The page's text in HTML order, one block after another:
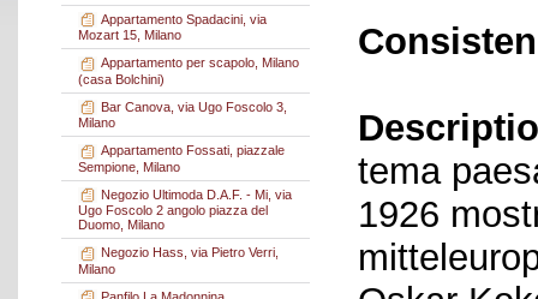
Appartamento Spadacini, via
Mozart 15, Milano
Appartamento per scapolo, Milano
(casa Bolchini)
Bar Canova, via Ugo Foscolo 3,
Milano
Appartamento Fossati, piazzale
Sempione, Milano
Negozio Ultimoda D.A.F. - Mi, via
Ugo Foscolo 2 angolo piazza del
Duomo, Milano
Negozio Hass, via Pietro Verri,
Milano
tema
1926